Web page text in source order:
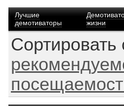
Лучшие
демотиваторы
жизни
Сортировать